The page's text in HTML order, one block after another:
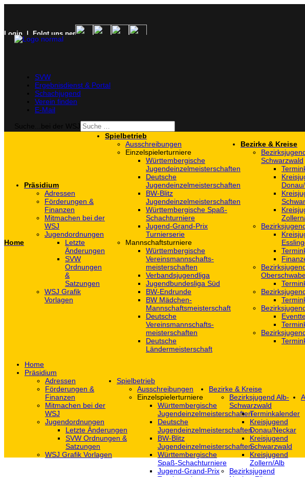
Login | Folgt uns per
SVW
Ergebnisdienst & Portal
Schachjugend
Verein finden
E-Mail
Home
Präsidium
Adressen
Förderungen &
Finanzen
Mitmachen bei der
WSJ
Jugendordnungen
Letzte
Änderungen
SVW
Ordnungen
&
Satzungen
WSJ Grafik
Vorlagen
Spielbetrieb
Ausschreibungen
Einzelspielerturniere
Württembergische
Jugendeinzelmeisterschaften
Deutsche
Jugendeinzelmeisterschaften
BW-Blitz
Jugendeinzelmeisterschaften
Württembergische Spaß-
Schachturniere
Jugend-Grand-Prix
Turnierserie
Mannschaftsturniere
Württembergische
Vereinsmannschafts-
meisterschaften
Verbandsjugendliga
Jugendbundesliga Süd
BW-Endrunde
BW Mädchen-
Mannschaftsmeisterschaft
Deutsche
Vereinsmannschafts-
meisterschaften
Deutsche
Ländermeisterschaft
Bezirke & Kreise
Schwarzwald
Home
Präsidium
Adressen
Förderungen &
Finanzen
Mitmachen bei der
WSJ
Jugendordnungen
Letzte Änderungen
SVW Ordnungen &
Satzungen
WSJ Grafik Vorlagen
Spielbetrieb
Ausschreibungen
Einzelspielerturniere
Württembergische
Jugendeinzelmeisterschaften
Deutsche
Jugendeinzelmeisterschaften
BW-Blitz
Jugendeinzelmeisterschaften
Württembergische
Spaß-Schachturniere
Jugend-Grand-Prix
Bezirke & Kreise
Bezirksjugend Alb-
Schwarzwald
Terminkalender
Kreisjugend
Donau/Neckar
Kreisjugend
Schwarzwald
Kreisjugend
Zollern/Alb
Bezirksjugend